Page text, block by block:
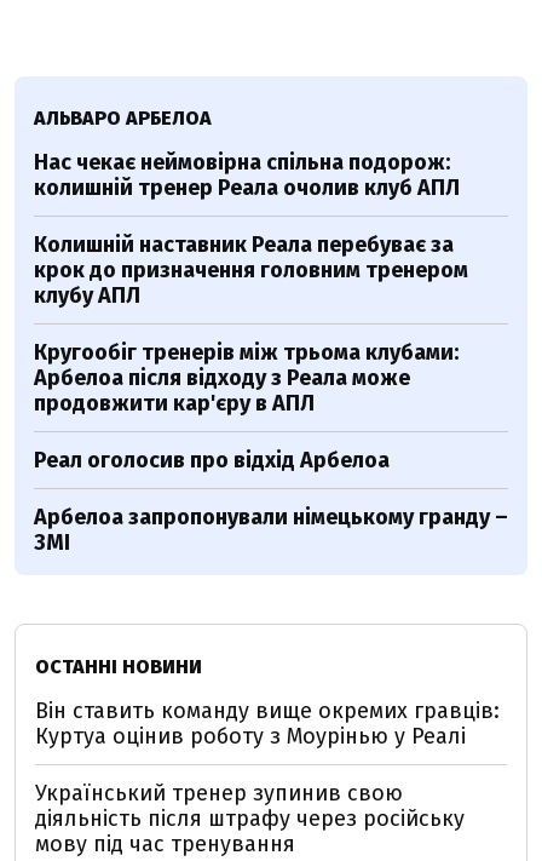
АЛЬВАРО АРБЕЛОА
Нас чекає неймовірна спільна подорож:
колишній тренер Реала очолив клуб АПЛ
Колишній наставник Реала перебуває за
крок до призначення головним тренером
клубу АПЛ
Кругообіг тренерів між трьома клубами:
Арбелоа після відходу з Реала може
продовжити кар'єру в АПЛ
Реал оголосив про відхід Арбелоа
Арбелоа запропонували німецькому гранду –
ЗМІ
ОСТАННІ НОВИНИ
Він ставить команду вище окремих гравців:
Куртуа оцінив роботу з Моурінью у Реалі
Український тренер зупинив свою
діяльність після штрафу через російську
мову під час тренування